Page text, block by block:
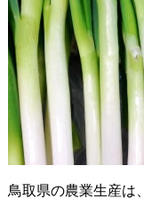
鳥取県の農業生産は、